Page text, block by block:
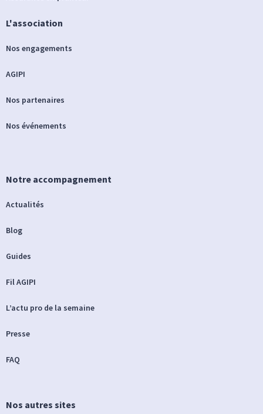
L'association
Nos engagements
AGIPI
Nos partenaires
Nos événements
Notre accompagnement
Actualités
Blog
Guides
Fil AGIPI
L’actu pro de la semaine
Presse
FAQ
Nos autres sites